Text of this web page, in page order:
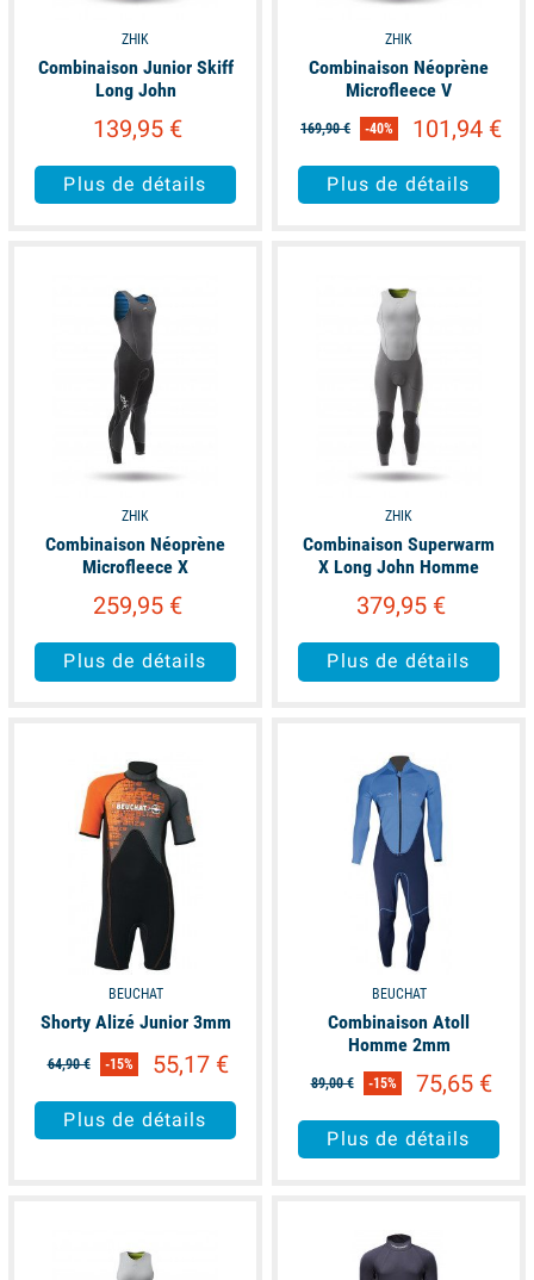
ZHIK
Combinaison Junior Skiff
Long John
139,95 €
Plus de détails
ZHIK
Combinaison Néoprène
Microfleece V
169,90 € -40% 101,94 €
Plus de détails
ZHIK
Combinaison Néoprène
Microfleece X
259,95 €
Plus de détails
ZHIK
Combinaison Superwarm
X Long John Homme
379,95 €
Plus de détails
BEUCHAT
Shorty Alizé Junior 3mm
64,90 € -15% 55,17 €
Plus de détails
BEUCHAT
Combinaison Atoll
Homme 2mm
89,00 € -15% 75,65 €
Plus de détails